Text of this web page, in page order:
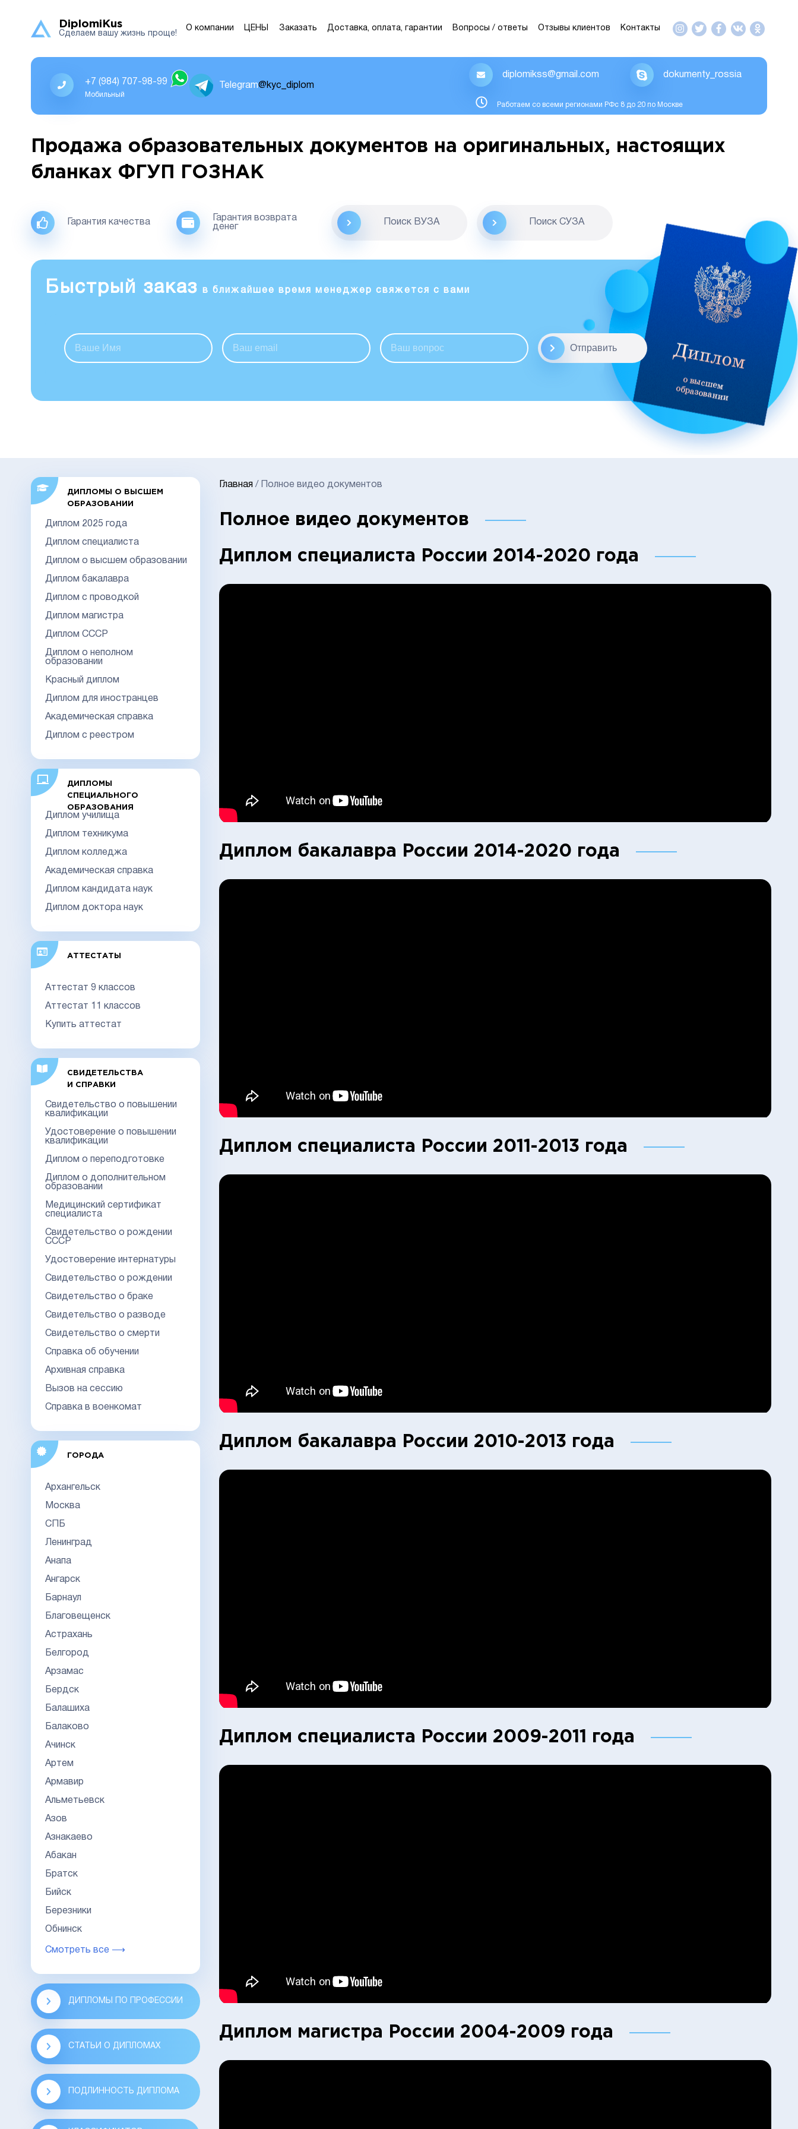
DiplomiKus
Сделаем вашу жизнь проще!
О компании ЦЕНЫ Заказать Доставка, оплата, гарантии Вопросы / ответы Отзывы клиентов Контакты
+7 (984) 707-98-99
Мобильный
Telegram@kyc_diplom
diplomikss@gmail.com dokumenty_rossia
Работаем со всеми регионами РФс 8 до 20 по Москве
Продажа образовательных документов на оригинальных, настоящих
бланках ФГУП ГОЗНАК
Гарантия качества
Гарантия возврата
денег
Поиск ВУЗА Поиск CУЗА
Быстрый заказ в ближайшее время менеджер свяжется с вами
Отправить
ДИПЛОМЫ О ВЫСШЕМ
ОБРАЗОВАНИИ
Диплом 2025 года
Диплом специалиста
Диплом о высшем образовании
Диплом бакалавра
Диплом с проводкой
Диплом магистра
Диплом СССР
Диплом о неполном
образовании
Красный диплом
Диплом для иностранцев
Академическая справка
Диплом с реестром
ДИПЛОМЫ
СПЕЦИАЛЬНОГО
ОБРАЗОВАНИЯ
Диплом училища
Диплом техникума
Диплом колледжа
Академическая справка
Диплом кандидата наук
Диплом доктора наук
АТТЕСТАТЫ
Аттестат 9 классов
Аттестат 11 классов
Купить аттестат
СВИДЕТЕЛЬСТВА
И СПРАВКИ
Свидетельство о повышении
квалификации
Удостоверение о повышении
квалификации
Диплом о переподготовке
Диплом о дополнительном
образовании
Медицинский сертификат
специалиста
Свидетельство о рождении
СССР
Удостоверение интернатуры
Свидетельство о рождении
Свидетельство о браке
Свидетельство о разводе
Свидетельство о смерти
Справка об обучении
Архивная справка
Вызов на сессию
Справка в военкомат
ГОРОДА
Архангельск
Москва
СПБ
Ленинград
Анапа
Ангарск
Барнаул
Благовещенск
Астрахань
Белгород
Арзамас
Бердск
Балашиха
Балаково
Ачинск
Артем
Армавир
Альметьевск
Азов
Азнакаево
Абакан
Братск
Бийск
Березники
Обнинск
Смотреть все ⟶
ДИПЛОМЫ ПО ПРОФЕССИИ
СТАТЬИ О ДИПЛОМАХ
ПОДЛИННОСТЬ ДИПЛОМА
Главная / Полное видео документов
Полное видео документов
Диплом специалиста России 2014-2020 года
Диплом бакалавра России 2014-2020 года
Диплом специалиста России 2011-2013 года
Диплом бакалавра России 2010-2013 года
Диплом специалиста России 2009-2011 года
Диплом магистра России 2004-2009 года